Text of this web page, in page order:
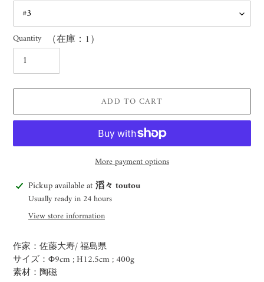
Quantity （在庫：1）
ADD TO CART
More payment options
Adding
product
your
cart
Pickup available at滔々 toutou
Usually ready in 24 hours
View store information
作家：佐藤大寿/ 福島県
サイズ：Φ9cm ; H12.5cm; 400g
素材：陶磁